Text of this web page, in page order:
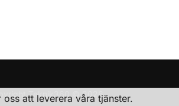
har
varianter.
Teknik360 © 2026
oss att leverera våra tjänster.